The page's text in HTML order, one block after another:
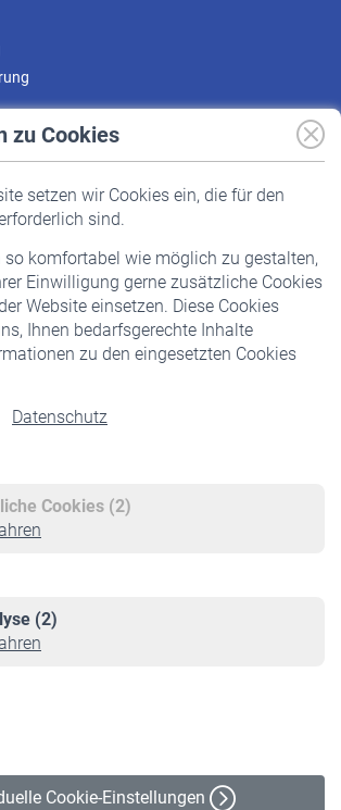
zu Cookies
setzen wir Cookies ein, die für den
sind.
so komfortabel wie möglich zu gestalten,
Einwilligung gerne zusätzliche Cookies
Website einsetzen. Diese Cookies
Ihnen bedarfsgerechte Inhalte
zu den eingesetzten Cookies
Datenschutz
Cookies (2)
(2)
Cookie-Einstellungen